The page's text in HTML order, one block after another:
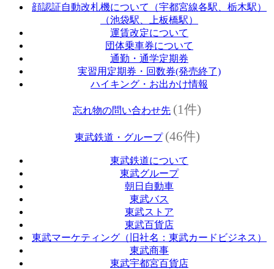
顔認証自動改札機について（宇都宮線各駅、栃木駅）
（池袋駅、上板橋駅）
運賃改定について
団体乗車券について
通勤・通学定期券
実習用定期券・回数券(発売終了)
ハイキング・お出かけ情報
忘れ物の問い合わせ先 (1件)
東武鉄道・グループ (46件)
東武鉄道について
東武グループ
朝日自動車
東武バス
東武ストア
東武百貨店
東武マーケティング（旧社名：東武カードビジネス）
東武商事
東武宇都宮百貨店